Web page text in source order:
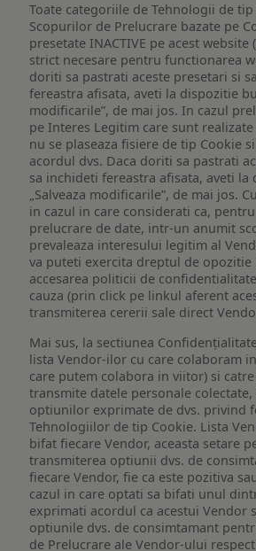
Toate categoriile de Tehnologii de
Scopurilor de Prelucrare bazate pe
presetate INACTIVE pe acest
strict necesare pentru functionarea
doriti sa pastrati aceste presetari si
fereastra afisata, aveti la dispozitie
modificarile”, de mai jos. In cazul
pe Interes Legitim care sunt
nu se plaseaza fisiere de tip Cookie
acordul dvs. Daca doriti sa pastrati
sa inchideti fereastra afisata, aveti
„Salveaza modificarile”, de mai jos.
in cazul in care considerati ca,
prelucrare de date, intr-un anumit
prevaleaza interesului legitim al
va puteti exercita dreptul de
accesarea politicii de
cauza (prin click pe linkul aferent
transmiterea cererii sale direct
Mai sus, la sectiunea
lista Vendor-ilor cu care colaboram
care putem colabora in viitor) si
transmite datele personale
optiunilor exprimate de dvs. privind
Tehnologiilor de tip Cookie. Lista
bifat fiecare Vendor, aceasta setare
transmiterea optiunii dvs. de
fiecare Vendor, fie ca este pozitiva
cazul in care optati sa bifati unul
exprimati acordul ca acestui Vendor
optiunile dvs. de consimtamant
de Prelucrare ale Vendor-ului